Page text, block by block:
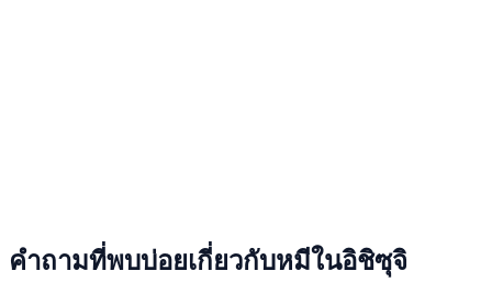
คำถามที่พบบ่อยเกี่ยวกับหมีในอิชิซุจิ